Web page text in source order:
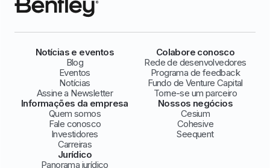
Notícias e eventos
Blog
Eventos
Notícias
Assine a Newsletter
Colabore conosco
Rede de desenvolvedores
Programa de feedback
Fundo de Venture Capital
Torne-se um parceiro
Informações da empresa
Quem somos
Fale conosco
Investidores
Carreiras
Nossos negócios
Cesium
Cohesive
Seequent
Jurídico
Panorama jurídico